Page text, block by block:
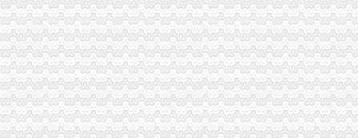
市局发布红盾示信息：一般纳税人认定标准慎选家用声频功率放大器
璧山局“六个化”一般纳税人怎么交税推进政务公开工作
重庆市怎么注册一般纳税人企业信用信息联合征信系统业务需求论证会召开
酉局掀起“解放思想，更新观念”一般纳税人公司条件大讨论热潮
云工商局代办一般纳税人力抓农产品商标注册助农增收
开县局一般纳税人怎么交税快速督办消费者申诉举报
九龙坡局“五结合”代办一般纳税人积做好年检工作
经开区局怎么注册一般纳税人采取三条措施及时处理消费者投诉